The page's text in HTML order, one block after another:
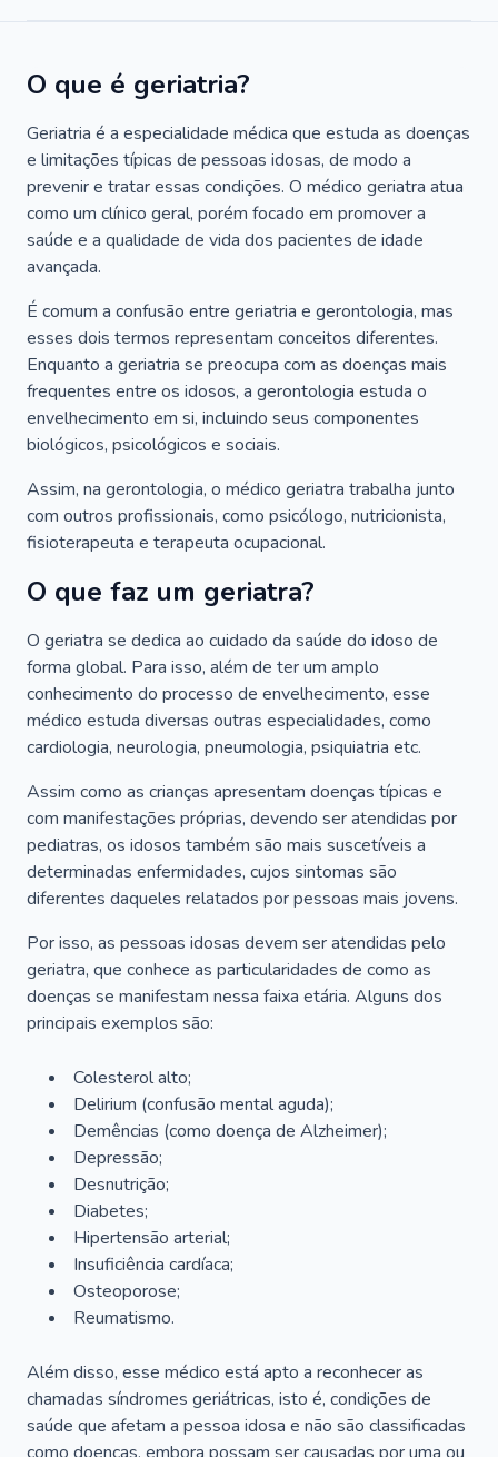
O que é geriatria?
Geriatria é a especialidade médica que estuda as doenças
e limitações típicas de pessoas idosas, de modo a
prevenir e tratar essas condições. O médico geriatra atua
como um clínico geral, porém focado em promover a
saúde e a qualidade de vida dos pacientes de idade
avançada.
É comum a confusão entre geriatria e gerontologia, mas
esses dois termos representam conceitos diferentes.
Enquanto a geriatria se preocupa com as doenças mais
frequentes entre os idosos, a gerontologia estuda o
envelhecimento em si, incluindo seus componentes
biológicos, psicológicos e sociais.
Assim, na gerontologia, o médico geriatra trabalha junto
com outros profissionais, como psicólogo, nutricionista,
fisioterapeuta e terapeuta ocupacional.
O que faz um geriatra?
O geriatra se dedica ao cuidado da saúde do idoso de
forma global. Para isso, além de ter um amplo
conhecimento do processo de envelhecimento, esse
médico estuda diversas outras especialidades, como
cardiologia, neurologia, pneumologia, psiquiatria etc.
Assim como as crianças apresentam doenças típicas e
com manifestações próprias, devendo ser atendidas por
pediatras, os idosos também são mais suscetíveis a
determinadas enfermidades, cujos sintomas são
diferentes daqueles relatados por pessoas mais jovens.
Por isso, as pessoas idosas devem ser atendidas pelo
geriatra, que conhece as particularidades de como as
doenças se manifestam nessa faixa etária. Alguns dos
principais exemplos são:
Colesterol alto;
Delirium (confusão mental aguda);
Demências (como doença de Alzheimer);
Depressão;
Desnutrição;
Diabetes;
Hipertensão arterial;
Insuficiência cardíaca;
Osteoporose;
Reumatismo.
Além disso, esse médico está apto a reconhecer as
chamadas síndromes geriátricas, isto é, condições de
saúde que afetam a pessoa idosa e não são classificadas